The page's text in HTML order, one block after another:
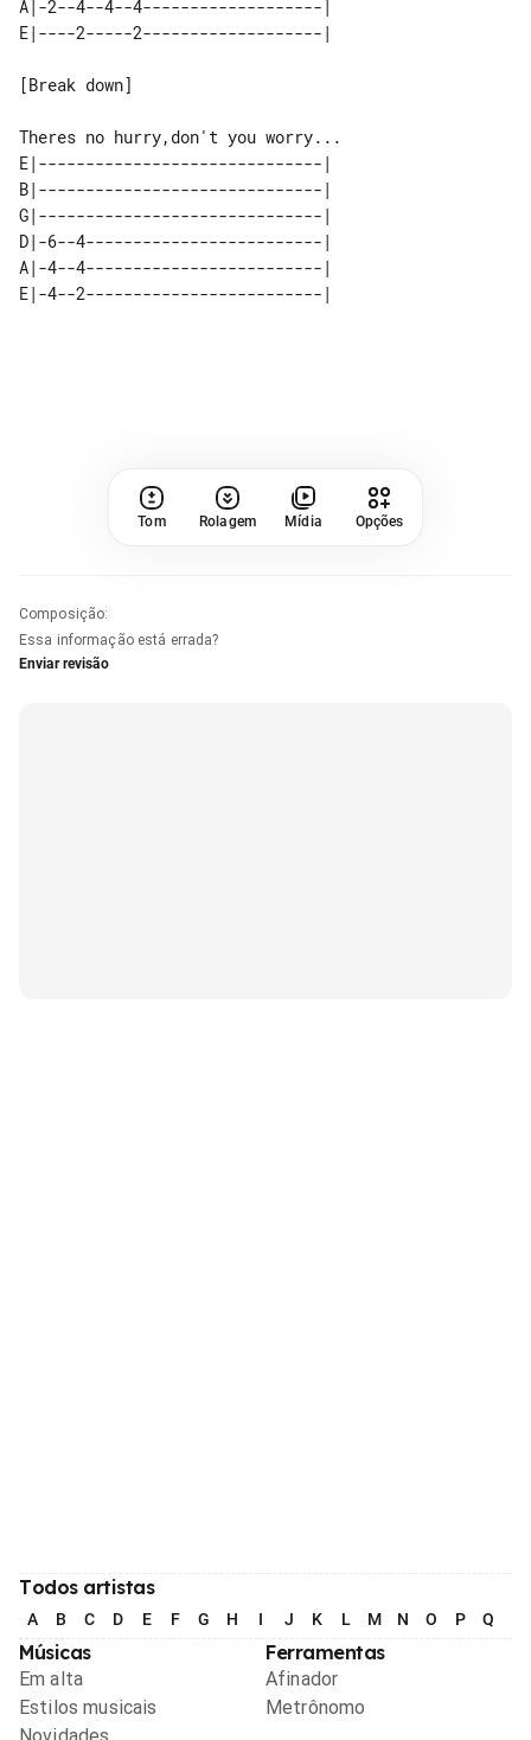
A|-2--4--4--4-------------------|
[Break down]
E|------------------------------|
B|------------------------------|
G|------------------------------|
D|-6--4-------------------------|
A|-4--4-------------------------|
Tom Rolagem Mídia Opções
Composição:
Essa informação está errada?
Enviar revisão
Todos artistas
A B C D E F G H I J K L M N O P Q
Músicas
Em alta
Estilos musicais
Ferramentas
Afinador
Metrônomo